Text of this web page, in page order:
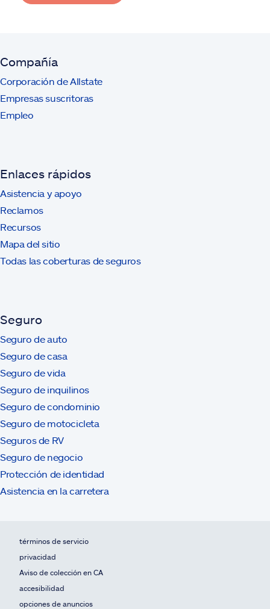
Compañía
Corporación de Allstate
Empresas suscritoras
Empleo
Enlaces rápidos
Asistencia y apoyo
Reclamos
Recursos
Mapa del sitio
Todas las coberturas de seguros
Seguro
Seguro de auto
Seguro de casa
Seguro de vida
Seguro de inquilinos
Seguro de condominio
Seguro de motocicleta
Seguros de RV
Seguro de negocio
Protección de identidad
Asistencia en la carretera
términos de servicio
privacidad
Aviso de colección en CA
accesibilidad
opciones de anuncios